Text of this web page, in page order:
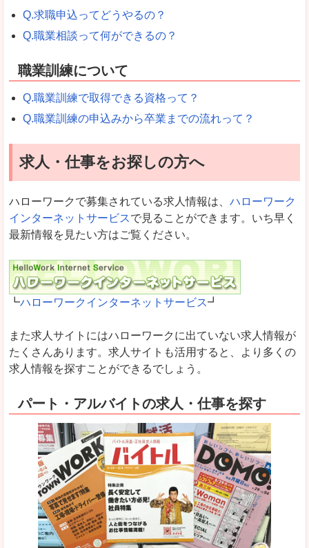
Q.求職申込ってどうやるの？
Q.職業相談って何ができるの？
職業訓練について
Q.職業訓練で取得できる資格って？
Q.職業訓練の申込みから卒業までの流れって？
求人・仕事をお探しの方へ
ハローワークで募集されている求人情報は、 ハローワーク
インターネットサービスで見ることができます。いち早く
最新情報を見たい方はご覧ください。
┗ハローワークインターネットサービス┛
また求人サイトにはハローワークに出ていない求人情報が
たくさんあります。求人サイトも活用すると、より多くの
求人情報を探すことができるでしょう。
パート・アルバイトの求人・仕事を探す